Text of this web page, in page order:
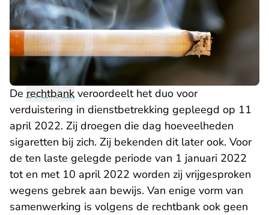
De rechtbank veroordeelt het duo voor
verduistering in dienstbetrekking gepleegd op 11
april 2022. Zij droegen die dag hoeveelheden
sigaretten bij zich. Zij bekenden dit later ook. Voor
de ten laste gelegde periode van 1 januari 2022
tot en met 10 april 2022 worden zij vrijgesproken
wegens gebrek aan bewijs. Van enige vorm van
samenwerking is volgens de rechtbank ook geen